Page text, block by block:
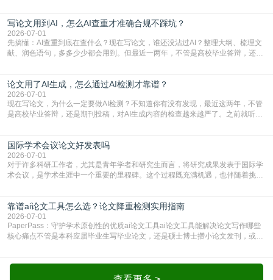
论文的初审通过率。实际上，SCI期刊对重复内容的审查是严谨投稿流程中不可
或缺的一环。本篇AEIC学术交流中心小编就为大家介绍“投稿SCI有查重吗”。
一、查重是标准流程答案是明确的：绝大多数S
写论文用到AI，怎么AI查重才准确合规不踩坑？
2026-07-01
先搞懂：AI查重到底在查什么？现在写论文，谁还没沾过AI？整理大纲、梳理文
献、润色语句，多多少少都会用到。但最近一两年，不管是高校毕业答辩，还是
须加做AI查重。很多人分不清，AI查重和普通查重到底有啥区别？这里说透：普
通查重查的是你的文字和已公开文献的重复比例，防的是抄袭；AI查重查的是你
的内容里，有多少是AI生成的，防的是过
论文用了AI生成，怎么通过AI检测才靠谱？
2026-07-01
现在写论文，为什么一定要做AI检测？不知道你有没有发现，最近这两年，不管
是高校毕业答辩，还是期刊投稿，对AI生成内容的检查越来越严了。之前就听身
要求修改，还差点被判定学术不规范，真的太冤了。现在国内多数高校和核心期
刊，都已经明确出台了相关规定：如果使用AI生成内容辅助写作，必须明确标
注，未标注的AI生成内容会被认定为不符合学
国际学术会议论文好发表吗
2026-07-01
对于许多科研工作者，尤其是青年学者和研究生而言，将研究成果发表于国际学
术会议，是学术生涯中一个重要的里程碑。这个过程既充满机遇，也伴随着挑
疑问：国际学术会议论文到底好不好发表？其价值和难度究竟如何衡量。本篇
AEIC学术交流中心小编就为大家介绍“国际学术会议论文好发表吗”。一、会议论
文发表的相对优势与期刊论文相比，国际会议论文的发
靠谱ai论文工具怎么选？论文降重检测实用指南
2026-07-01
PaperPass：守护学术原创性的优质ai论文工具ai论文工具能解决论文写作哪些
核心痛点不管是本科应届毕业生写毕业论文，还是硕士博士攒小论文发刊，或是
自己逐句读逐句改，熬好几个大夜不说，还经常改不到点上，交上去才发现重复
率超标，再返工太折腾。现在有了成熟的ai论文工具，这些痛点基本都能高效解
决。靠谱的ai论文工具，不止能帮你梳